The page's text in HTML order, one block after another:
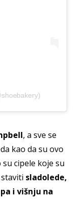
, a sve se
kao da su ovo
cipele koje su
sladolede,
i višnju na